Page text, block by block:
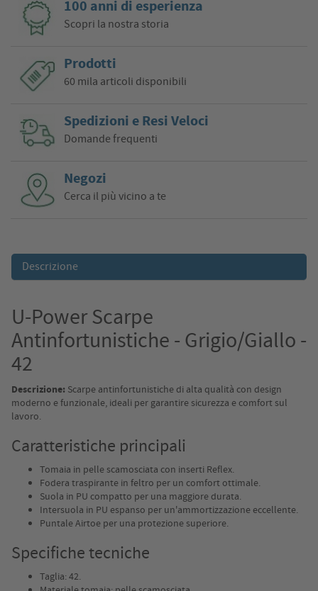
100 anni di esperienza
Scopri la nostra storia
Prodotti
60 mila articoli disponibili
Spedizioni e Resi Veloci
Domande frequenti
Negozi
Cerca il più vicino a te
Descrizione
U-Power Scarpe
Antinfortunistiche - Grigio/Giallo -
42
Descrizione: Scarpe antinfortunistiche di alta qualità con design
moderno e funzionale, ideali per garantire sicurezza e comfort sul
lavoro.
Caratteristiche principali
Tomaia in pelle scamosciata con inserti Reflex.
Fodera traspirante in feltro per un comfort ottimale.
Suola in PU compatto per una maggiore durata.
Intersuola in PU espanso per un'ammortizzazione eccellente.
Puntale Airtoe per una protezione superiore.
Specifiche tecniche
Taglia: 42.